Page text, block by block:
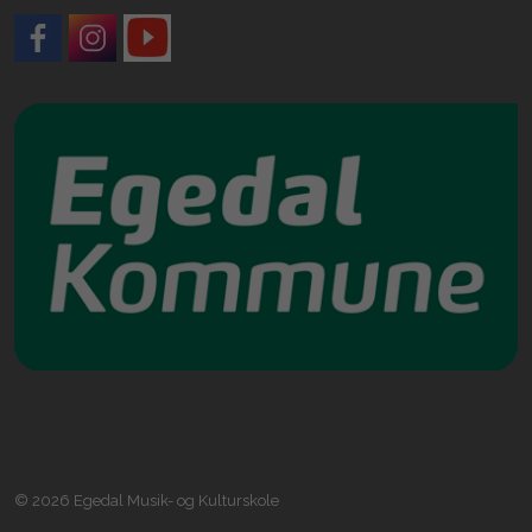
© 2026 Egedal Musik- og Kulturskole